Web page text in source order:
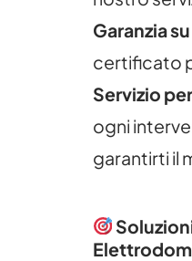
Garanzia
certificato
Servizio
ogni
garantirti il